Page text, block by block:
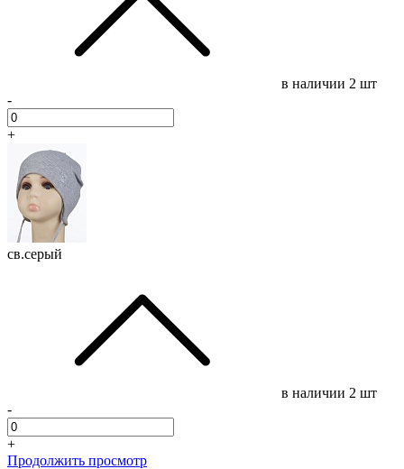
в наличии 2 шт
-
+
св.серый
в наличии 2 шт
-
+
Продолжить просмотр